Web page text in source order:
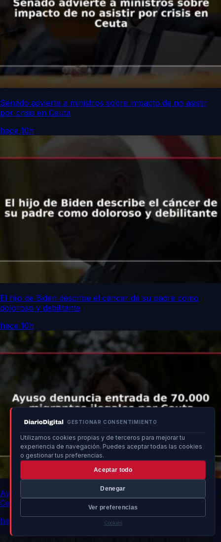
GESTIONAR CONSENTIMIENTO
Utilizamos cookies propias y de terceros para mejorar tu
experiencia de navegación. Puedes aceptar todas las cookies
o gestionar tus preferencias.
Aceptar todo
Denegar
Ver preferencias
Cookies
Senado advierte a ministros sobre impacto de no asistir
por crisis en Ceuta
hace 10h
El hijo de Biden describe el cáncer de su padre como
doloroso y debilitante
hace 10h
Ayuso denuncia entrada de 70.000 migrantes ilegales por
Ceuta
hace 10h
© 2026 DiarioDigital.es. Todos los derechos reservados.